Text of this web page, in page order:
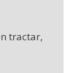
tractar,